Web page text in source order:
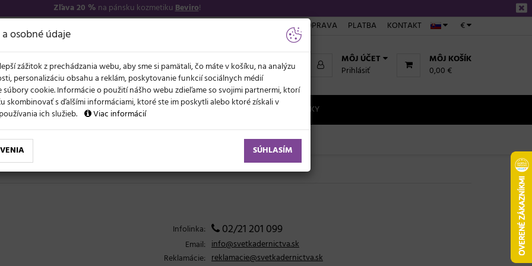
Zľava 20 % na pánsku kozmetikuBeviro!
€
VŠETKO O NÁKUPE DOPRAVA PLATBA KONTAKT
MÔJ KOŠÍK
0,00 €
MÔJ ÚČET
Prihlásiť
NOVO LETO A VLASY AKCIE ZNAČKY NOVINKY
Infolinka: 02/21 201 099
Email: info@svetkadernictva.sk
Reklamácie: reklamacie@svetkadernictva.sk
osobné údaje
zážitok z prechádzania webu, aby sme si pamätali, čo máte v košíku, na analýzu
personalizáciu obsahu a reklám, poskytovanie funkcií sociálnych médií
súbory cookie. Informácie o použití nášho webu zdieľame so svojimi partnermi, ktorí
skombinovať s ďalšími informáciami, ktoré ste im poskytli alebo ktoré získali v
ich služieb.
Viac informácií
SÚHLASÍM